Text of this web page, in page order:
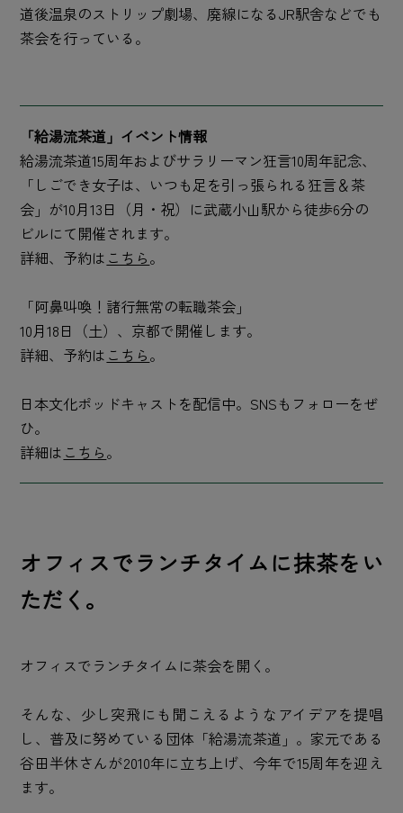
道後温泉のストリップ劇場、廃線になるJR駅舎などでも
茶会を行っている。
「給湯流茶道」イベント情報
給湯流茶道15周年およびサラリーマン狂言10周年記念、
「しごでき女子は、いつも足を引っ張られる狂言＆茶
会」が10月13日（月・祝）に武蔵小山駅から徒歩6分の
ビルにて開催されます。
詳細、予約は こちら。
「阿鼻叫喚！諸行無常の転職茶会」
10月18日（土）、京都で開催します。
詳細、予約は こちら。
日本文化ポッドキャストを配信中。SNSもフォローをぜ
ひ。
詳細は こちら。
オフィスでランチタイムに抹茶をい
ただく。
オフィスでランチタイムに茶会を開く。
そんな、少し突飛にも聞こえるようなアイデアを提唱
し、普及に努めている団体「給湯流茶道」。家元である
谷田半休さんが2010年に立ち上げ、今年で15周年を迎え
ます。